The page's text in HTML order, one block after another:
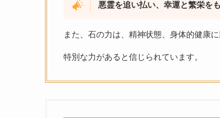
悪霊を追い払い、幸運と繁栄を
また、石の力は、精神状態、身体的健康
特別な力があると信じられています。